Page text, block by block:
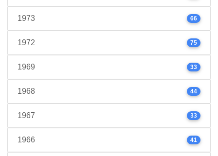
1973 66
1972 75
1969 33
1968 44
1967 33
1966 41